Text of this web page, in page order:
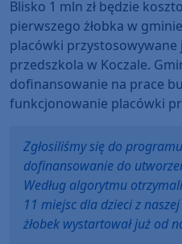
Blisko 1 mln zł będzie
pierwszego żłobka w
placówki przystosowywane
przedszkola w Koczale.
dofinansowanie na prace
funkcjonowanie placówki
Zgłosiliśmy się do
dofinansowanie do
Według algorytmu
11 miejsc dla dzieci z
żłobek wystartował już od